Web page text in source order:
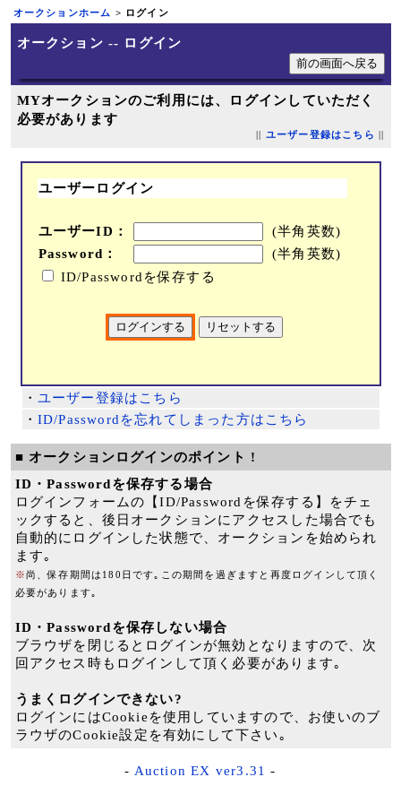
オークションホーム > ログイン
オークション -- ログイン
MYオークションのご利用には、ログインしていただく
必要があります
ユーザー登録はこちら
ユーザーログイン
ユーザーID：
(半角英数)
Password：
(半角英数)
ID/Passwordを保存する
・ ユーザー登録はこちら
・ ID/Passwordを忘れてしまった方はこちら
■ オークションログインのポイント !
ID・Passwordを保存する場合
ログインフォームの【ID/Passwordを保存する】をチェ
ックすると、後日オークションにアクセスした場合でも
自動的にログインした状態で、オークションを始められ
ます｡
※尚、保存期間は180日です｡この期間を過ぎますと再度ログインして頂く
必要があります｡
ID・Passwordを保存しない場合
ブラウザを閉じるとログインが無効となりますので、次
回アクセス時もログインして頂く必要があります｡
うまくログインできない?
ログインにはCookieを使用していますので、お使いのブ
ラウザのCookie設定を有効にして下さい｡
- Auction EX ver3.31 -